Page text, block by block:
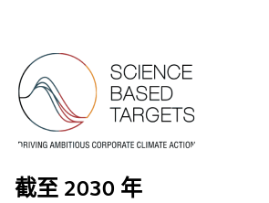
截至 2030 年